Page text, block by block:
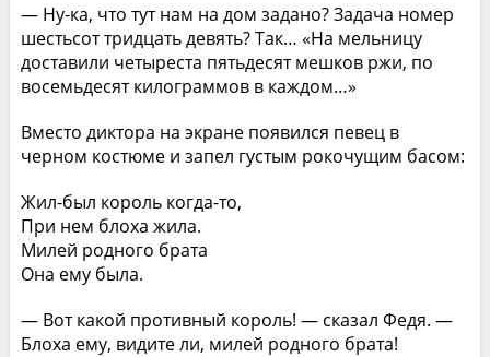
— Ну-ка, что тут нам на дом задано? Задача номер
шестьсот тридцать девять? Так… «На мельницу
доставили четыреста пятьдесят мешков ржи, по
восемьдесят килограммов в каждом…»
Вместо диктора на экране появился певец в
черном костюме и запел густым рокочущим басом:
Жил-был король когда-то,
При нем блоха жила.
Милей родного брата
Она ему была.
— Вот какой противный король! — сказал Федя. —
Блоха ему, видите ли, милей родного брата!